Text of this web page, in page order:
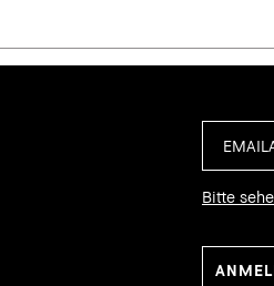
Bitte